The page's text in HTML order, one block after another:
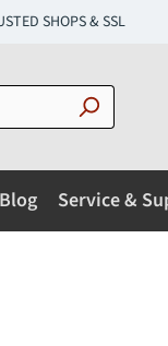
SHOPS & SSL
Blog Service &